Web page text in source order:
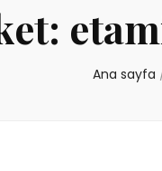
Ana sayfa